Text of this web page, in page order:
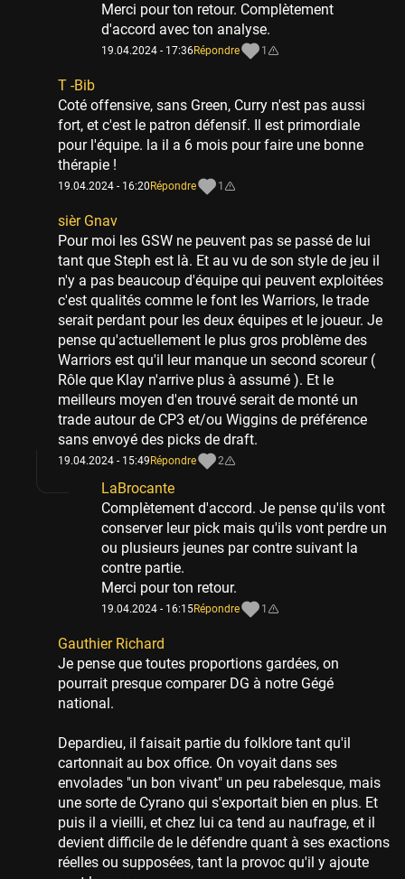
Merci pour ton retour. Complètement
d'accord avec ton analyse.
19.04.2024 - 17:36Répondre 1
T -Bib
Coté offensive, sans Green, Curry n'est pas aussi
fort, et c'est le patron défensif. Il est primordiale
pour l'équipe. la il a 6 mois pour faire une bonne
thérapie !
19.04.2024 - 16:20 Répondre 1
sièr Gnav
Pour moi les GSW ne peuvent pas se passé de lui
tant que Steph est là. Et au vu de son style de jeu il
n'y a pas beaucoup d'équipe qui peuvent exploitées
c'est qualités comme le font les Warriors, le trade
serait perdant pour les deux équipes et le joueur. Je
pense qu'actuellement le plus gros problème des
Warriors est qu'il leur manque un second scoreur (
Rôle que Klay n'arrive plus à assumé ). Et le
meilleurs moyen d'en trouvé serait de monté un
trade autour de CP3 et/ou Wiggins de préférence
sans envoyé des picks de draft.
19.04.2024 - 15:49 Répondre 2
LaBrocante
Complètement d'accord. Je pense qu'ils vont
conserver leur pick mais qu'ils vont perdre un
ou plusieurs jeunes par contre suivant la
contre partie.
Merci pour ton retour.
19.04.2024 - 16:15Répondre 1
Gauthier Richard
Je pense que toutes proportions gardées, on
pourrait presque comparer DG à notre Gégé
national.
Depardieu, il faisait partie du folklore tant qu'il
cartonnait au box office. On voyait dans ses
envolades "un bon vivant" un peu rabelesque, mais
une sorte de Cyrano qui s'exportait bien en plus. Et
puis il a vieilli, et chez lui ca tend au naufrage, et il
devient difficile de le défendre quant à ses exactions
réelles ou supposées, tant la provoc qu'il y ajoute